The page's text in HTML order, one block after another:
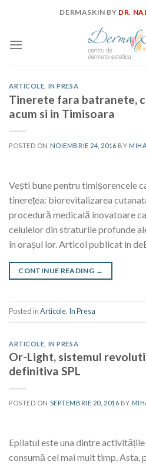
DERMASKIN BY DR.
ARTICOLE IN PRESA
Tinerete fara batranete,
acum si in Timisoara
POSTED ON NOIEMBRIE 24, 2016 BY
Vești bune pentru timișorencele
tinerețea: biorevitalizarea
procedură medicală inovatoare
celulelor din straturile profunde
în orașul lor. Articol publicat in
CONTINUE READING →
Posted inArticole, In Presa
ARTICOLE IN PRESA
Or-Light, sistemul
definitiva SPL
POSTED ON SEPTEMBRIE 20, 2016 BY
Epilatul este una dintre
consumă cel mai mult timp. Asta,